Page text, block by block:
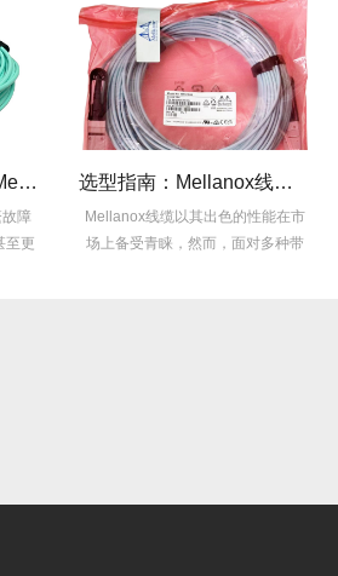
线缆全年零故障，太省心！ 选型指南：Mellanox线缆带宽怎么选？看完这篇不纠结！
Mellanox线缆以其出色的性能在市
场上备受青睐，然而，面对多种带